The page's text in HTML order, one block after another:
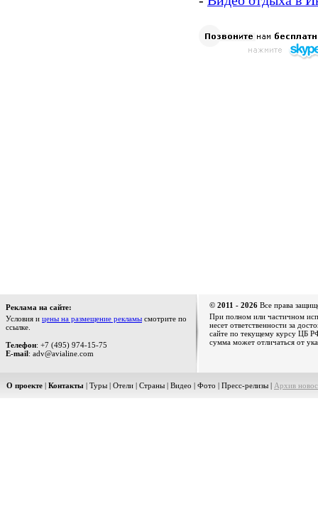
Реклама на сайте:
Условия и цены на размещение рекламы смотрите по
ссылке.
Телефон: +7 (495) 974-15-75
E-mail: adv@avialine.com
© 2011 - 2026 Все права
При полном или частичном
несет ответственности за
сайте по текущему курсу ЦБ
сумма может отличаться от
О проекте | Контакты | Туры | Отели | Страны | Видео | Фото | Пресс-релизы | Архив